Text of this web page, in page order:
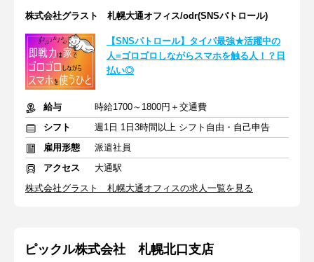
株式会社グラスト 札幌大通オフィス/odr(SNSパトロール)
【SNSパトロール】タイパ最強★活躍中の
人=ゴロゴロしながらスマホを触る人！？日
払い◎
給与
時給1700～1800円＋交通費
シフト
週1日 1日3時間以上 シフト自由・自己申告
雇用形態
派遣社員
アクセス
大通駅
株式会社グラスト 札幌大通オフィスの求人一覧を見る
ピックル株式会社 札幌北口支店